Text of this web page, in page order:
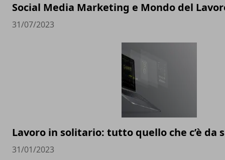
Social Media Marketing e Mondo del
31/07/2023
Lavoro in solitario: tutto quello che c’è da
31/01/2023